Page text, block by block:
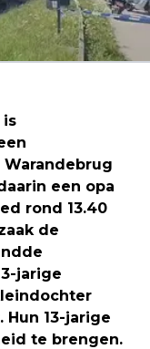
is
een opa
rond 13.40
de
jarige
13-jarige
te brengen.